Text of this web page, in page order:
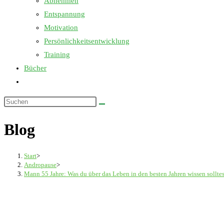
Entspannung
Motivation
Persönlichkeitsentwicklung
Training
Bücher
umschalten
Diese
durchsuchen
Blog
Start>
Andropause>
Mann 55 Jahre: Was du über das Leben in den besten Jahren wissen